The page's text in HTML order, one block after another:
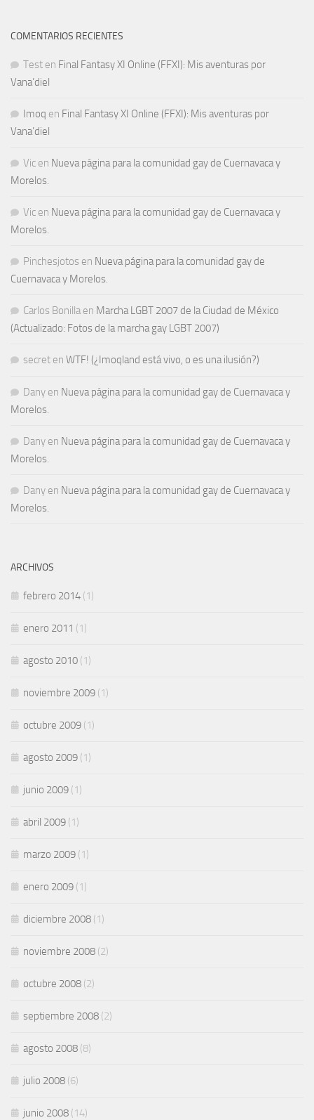
COMENTARIOS RECIENTES
Test en Final Fantasy XI Online (FFXI): Mis aventuras por
Vana’diel
Imoq en Final Fantasy XI Online (FFXI): Mis aventuras por
Vana’diel
Vic en Nueva página para la comunidad gay de Cuernavaca y
Morelos.
Vic en Nueva página para la comunidad gay de Cuernavaca y
Morelos.
Pinchesjotos en Nueva página para la comunidad gay de
Cuernavaca y Morelos.
Carlos Bonilla en Marcha LGBT 2007 de la Ciudad de México
(Actualizado: Fotos de la marcha gay LGBT 2007)
secret en WTF! (¿Imoqland está vivo, o es una ilusión?)
Dany en Nueva página para la comunidad gay de Cuernavaca y
Morelos.
Dany en Nueva página para la comunidad gay de Cuernavaca y
Morelos.
Dany en Nueva página para la comunidad gay de Cuernavaca y
Morelos.
ARCHIVOS
febrero 2014 (1)
enero 2011 (1)
agosto 2010 (1)
noviembre 2009 (1)
octubre 2009 (1)
agosto 2009 (1)
junio 2009 (1)
abril 2009 (1)
marzo 2009 (1)
enero 2009 (1)
diciembre 2008 (1)
noviembre 2008 (2)
octubre 2008 (2)
septiembre 2008 (2)
agosto 2008 (8)
julio 2008 (6)
junio 2008 (14)